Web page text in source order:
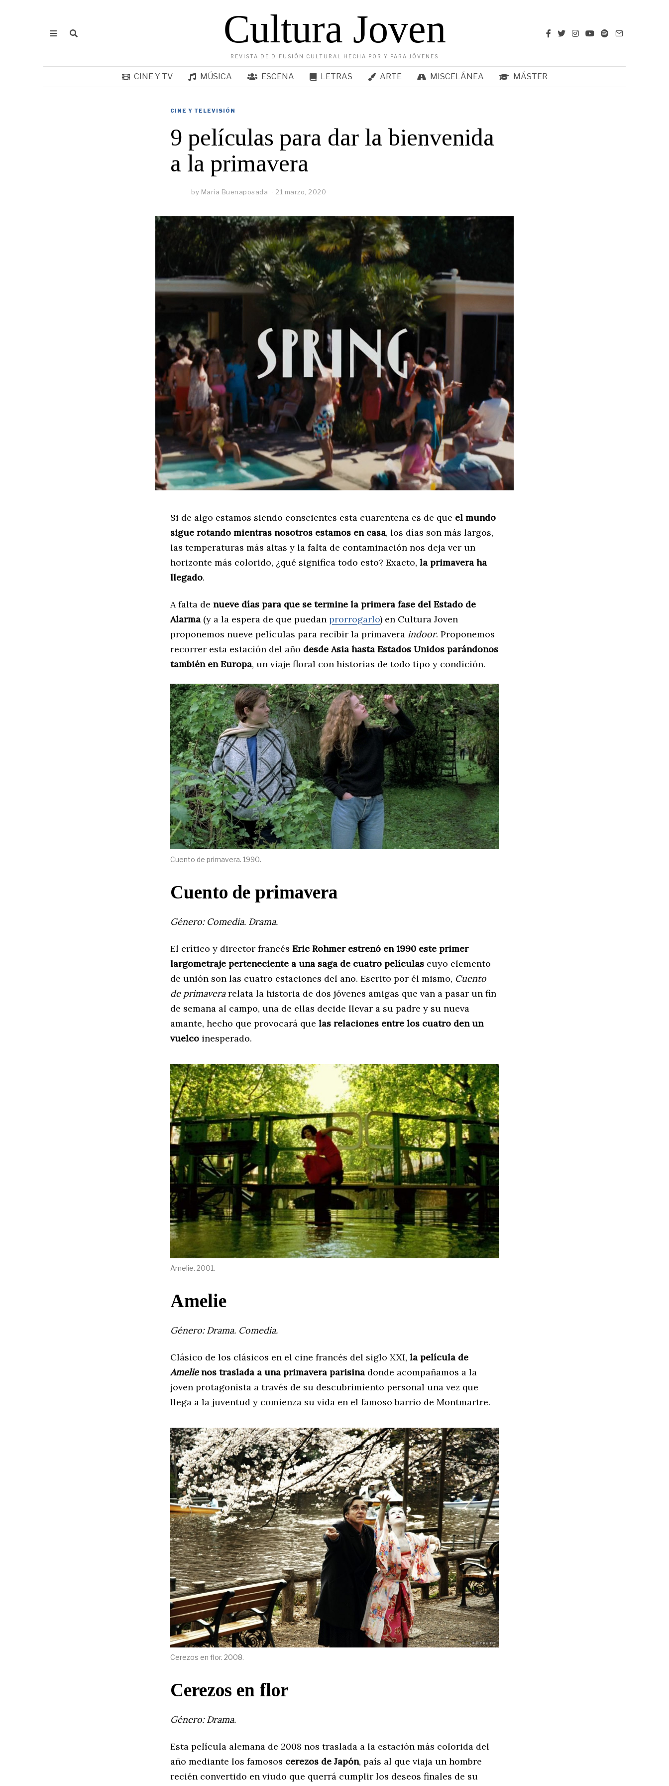
Cultura Joven
REVISTA DE DIFUSIÓN CULTURAL HECHA POR Y PARA JÓVENES
CINE Y TV MÚSICA ESCENA LETRAS ARTE MISCELÁNEA MÁSTER
CINE Y TELEVISIÓN
9 películas para dar la bienvenida
a la primavera
by Maria Buenaposada 21 marzo, 2020
Si de algo estamos siendo conscientes esta cuarentena es de que el mundo
sigue rotando mientras nosotros estamos en casa, los días son más largos,
las temperaturas más altas y la falta de contaminación nos deja ver un
horizonte más colorido, ¿qué significa todo esto? Exacto, la primavera ha
llegado.
A falta de nueve días para que se termine la primera fase del Estado de
Alarma (y a la espera de que puedan prorrogarlo) en Cultura Joven
proponemos nueve películas para recibir la primavera indoor. Proponemos
recorrer esta estación del año desde Asia hasta Estados Unidos parándonos
también en Europa, un viaje floral con historias de todo tipo y condición.
Cuento de primavera. 1990.
Cuento de primavera
Género: Comedia. Drama.
El crítico y director francés Eric Rohmer estrenó en 1990 este primer
largometraje perteneciente a una saga de cuatro películas cuyo elemento
de unión son las cuatro estaciones del año. Escrito por él mismo, Cuento
de primaverarelata la historia de dos jóvenes amigas que van a pasar un fin
de semana al campo, una de ellas decide llevar a su padre y su nueva
amante, hecho que provocará que las relaciones entre los cuatro den un
vuelco inesperado.
Amelie. 2001.
Amelie
Género: Drama. Comedia.
Clásico de los clásicos en el cine francés del siglo XXI, la película de
Amelienos traslada a una primavera parisina donde acompañamos a la
joven protagonista a través de su descubrimiento personal una vez que
llega a la juventud y comienza su vida en el famoso barrio de Montmartre.
Cerezos en flor. 2008.
Cerezos en flor
Género: Drama.
Esta película alemana de 2008 nos traslada a la estación más colorida del
año mediante los famosos cerezos de Japón, país al que viaja un hombre
recién convertido en viudo que querrá cumplir los deseos finales de su